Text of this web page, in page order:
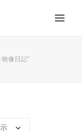
映像日記"